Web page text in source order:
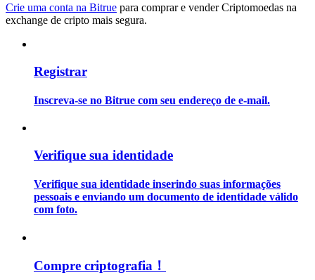
Crie uma conta na Bitrue para comprar e vender Criptomoedas na
exchange de cripto mais segura.
Registrar
Inscreva-se no Bitrue com seu endereço de e-mail.
Verifique sua identidade
Verifique sua identidade inserindo suas informações
pessoais e enviando um documento de identidade válido
com foto.
Compre criptografia！